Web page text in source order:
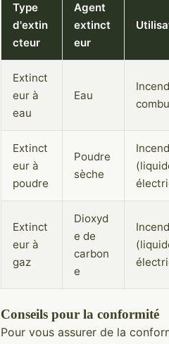
Type
d'extin
cteur
Agent
extinct
eur
Extinct
eur à
eau
Eau
Extinct
eur à
poudre
Poudre
sèche
Extinct
eur à
gaz
Dioxyd
e de
carbon
e
Conseils pour la conformité
Pour vous assurer de la